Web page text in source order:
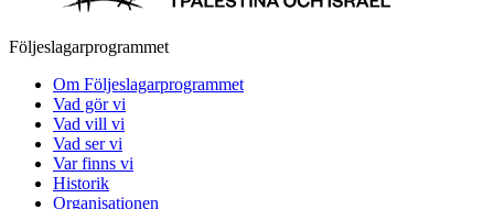
Följeslagarprogrammet
Om Följeslagarprogrammet
Vad gör vi
Vad vill vi
Vad ser vi
Var finns vi
Historik
Organisationen